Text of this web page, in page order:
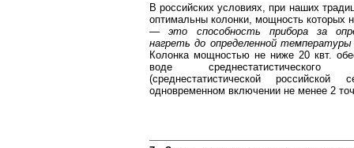
В российских условиях, при наших
оптимальны колонки, мощность которых
— это способность прибора за
нагреть до определенной
Колонка мощностью не ниже 20 квт.
воде среднестатистического
(среднестатистической
одновременном включении не менее 2